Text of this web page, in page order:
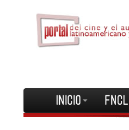
INICIO FNCL